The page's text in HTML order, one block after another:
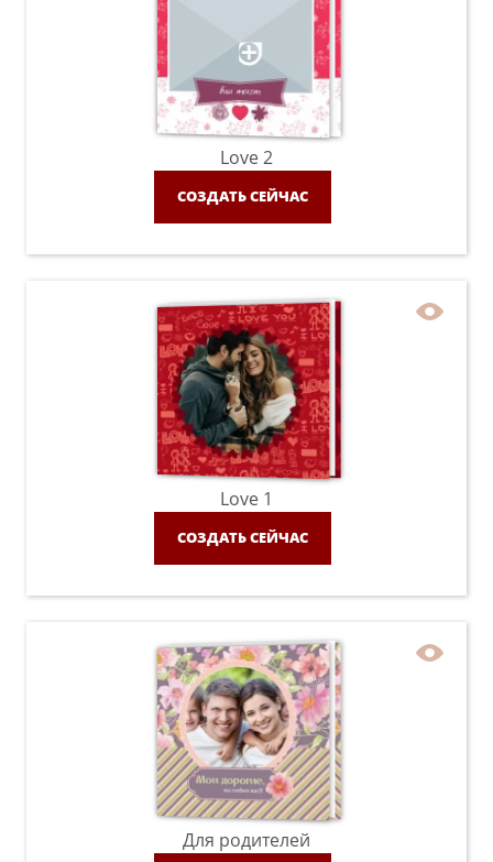
Love 2
СОЗДАТЬ СЕЙЧАС
Love 1
СОЗДАТЬ СЕЙЧАС
Для родителей